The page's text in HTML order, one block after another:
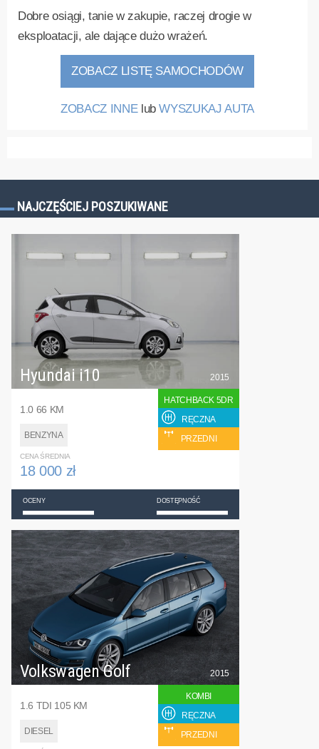
Dobre osiągi, tanie w zakupie, raczej drogie w
eksploatacji, ale dające dużo wrażeń.
ZOBACZ LISTĘ SAMOCHODÓW
ZOBACZ INNElubWYSZUKAJ AUTA
NAJCZĘŚCIEJ POSZUKIWANE
Hyundai i10
1.0 66 KM
BENZYNA
2015
HATCHBACK 5DR
RĘCZNA
PRZEDNI
CENA ŚREDNIA
18 000 zł
OCENY DOSTĘPNOŚĆ
Volkswagen Golf
1.6 TDI 105 KM
DIESEL
2015
KOMBI
RĘCZNA
PRZEDNI